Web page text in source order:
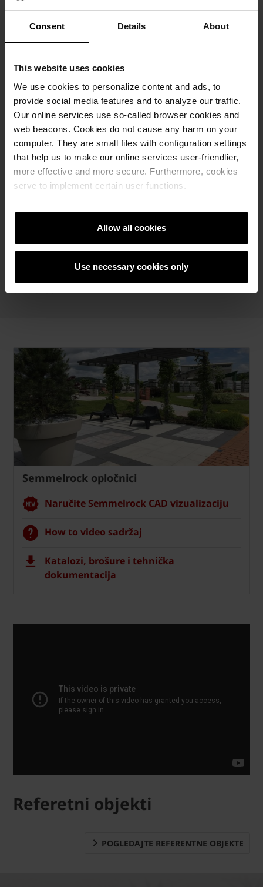
Consent Details About
This website uses cookies
We use cookies to personalize content and ads, to
provide social media features and to analyze our traffic.
Our online services use so-called browser cookies and
web beacons. Cookies do not cause any harm on your
computer. They are small files with configuration settings
that help us to make our online services user-friendlier,
more effective and more secure. Furthermore, cookies
serve to implement certain user functions.
Allow all cookies
Use necessary cookies only
Broj artikla
61829873
Dimenzije (DxŠxV)
60 x 80 x 10 cm
Debljina
10 cm
Komada po m²
2,08 kom./m²
Komada po paleti
12 kom./paleti
Težina
110,40 kg/kom
61826256
Semmelrock opločnici
Naručite Semmelrock CAD vizualizaciju
How to video sadržaj
Katalozi, brošure i tehnička
dokumentacija
Referetni objekti
POGLEDAJTE REFERENTNE OBJEKTE